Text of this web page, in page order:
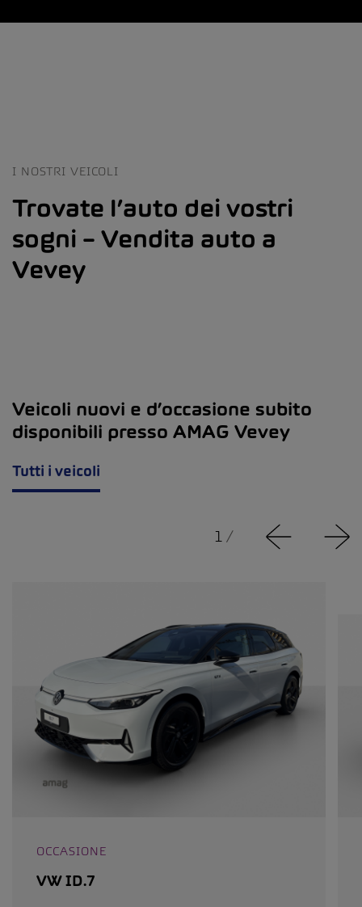
I NOSTRI VEICOLI
Trovate l’auto dei vostri
sogni – Vendita auto a
Vevey
Veicoli nuovi e d’occasione subito
disponibili presso AMAG Vevey
Tutti i veicoli
1 /
OCCASIONE
VW ID.7